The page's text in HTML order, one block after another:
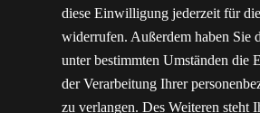
diese Einwilligung jederzeit für
widerrufen. Außerdem haben Sie
unter bestimmten Umständen die
der Verarbeitung Ihrer
zu verlangen. Des Weiteren steht